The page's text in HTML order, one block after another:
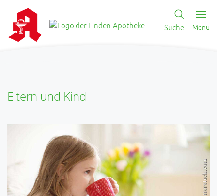
Suche Menü
Eltern und Kind